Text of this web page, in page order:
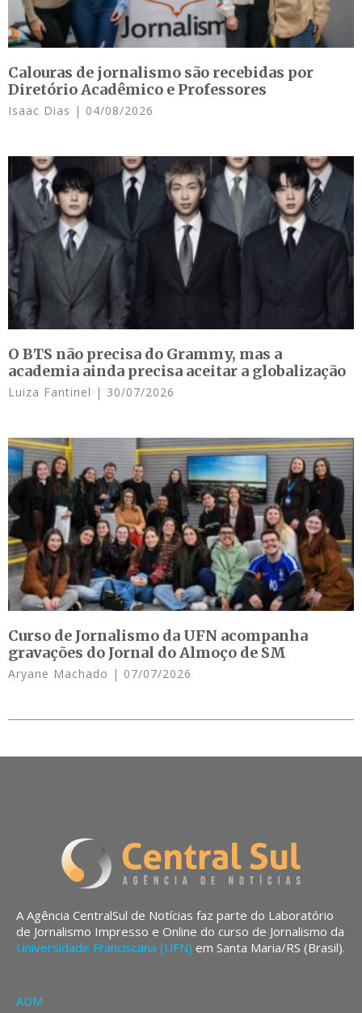
Calouras de jornalismo são recebidas por
Diretório Acadêmico e Professores
Isaac Dias 04/08/2026
O BTS não precisa do Grammy, mas a
academia ainda precisa aceitar a globalização
Luiza Fantinel 30/07/2026
Curso de Jornalismo da UFN acompanha
gravações do Jornal do Almoço de SM
Aryane Machado 07/07/2026
A Agência CentralSul de Notícias faz parte do Laboratório
de Jornalismo Impresso e Online do curso de Jornalismo da
Universidade Franciscana (UFN) em Santa Maria/RS (Brasil).
ADM